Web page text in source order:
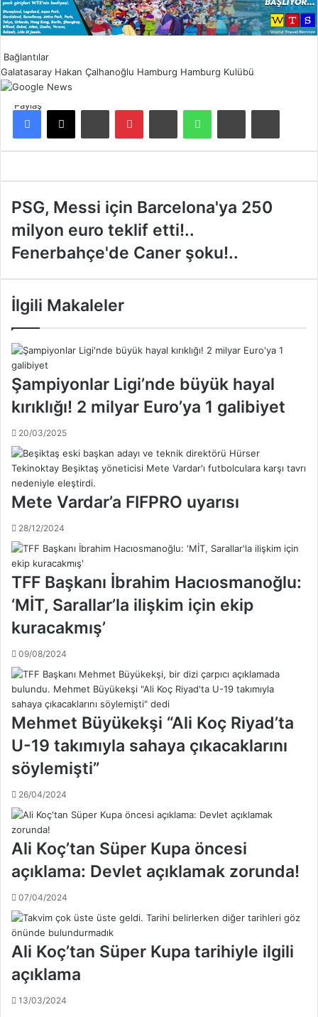
Bağlantılar
Galatasaray Hakan Çalhanoğlu Hamburg Hamburg Kulübü
Paylaş
P
G
,
e
ç
i
n
B
a
e
o
n
'
y
a
2
5
0
m
i
l
y
o
n
e
u
r
o
t
k
l
i
f
t
i
!
.
.
PSG, Messi için Barcelona'ya 250
milyon euro teklif etti!..
F
n
e
h
ç
e
d
e
a
n
e
r
o
k
u
!
.
Fenerbahçe'de Caner şoku!..
İlgili Makaleler
Şampiyonlar Ligi’nde büyük hayal
kırıklığı! 2 milyar Euro’ya 1 galibiyet
20/03/2025
Mete Vardar’a FIFPRO uyarısı
28/12/2024
TFF Başkanı İbrahim Hacıosmanoğlu:
‘MİT, Sarallar’la ilişkim için ekip
kuracakmış’
09/08/2024
Mehmet Büyükekşi “Ali Koç Riyad’ta
U-19 takımıyla sahaya çıkacaklarını
söylemişti”
26/04/2024
Ali Koç’tan Süper Kupa öncesi
açıklama: Devlet açıklamak zorunda!
07/04/2024
Ali Koç’tan Süper Kupa tarihiyle ilgili
açıklama
13/03/2024